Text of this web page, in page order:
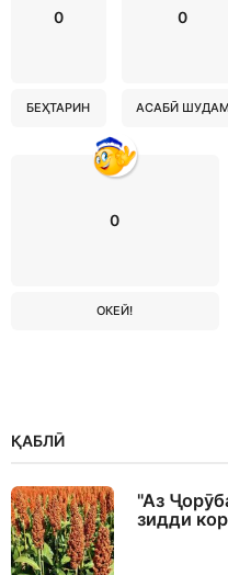
0
БЕҲТАРИН
0
АСАБӢ ШУДАМ
0
ОКЕЙ!
ҚАБЛӢ
"Аз
зидди